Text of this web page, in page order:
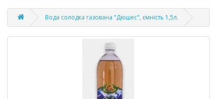
Вода солодка газована "Дюшес", ємність 1,5л.